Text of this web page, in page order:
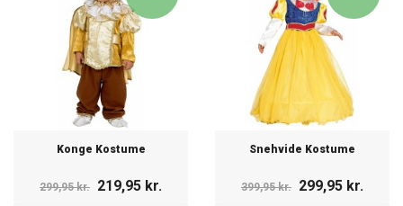
Konge Kostume
299,95 kr. 219,95 kr.
Snehvide Kostume
399,95 kr. 299,95 kr.